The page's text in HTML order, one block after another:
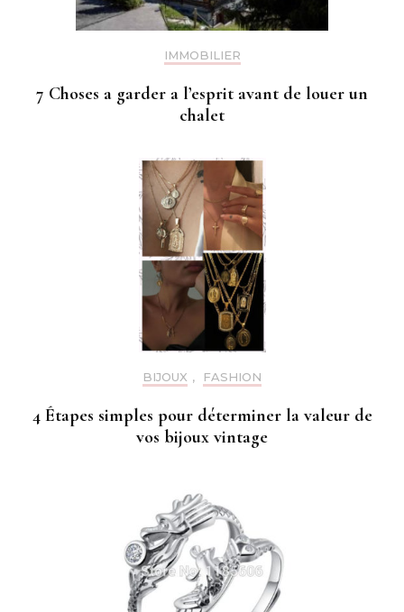
IMMOBILIER
7 Choses a garder a l’esprit avant de louer un
chalet
BIJOUX , FASHION
4 Étapes simples pour déterminer la valeur de
vos bijoux vintage